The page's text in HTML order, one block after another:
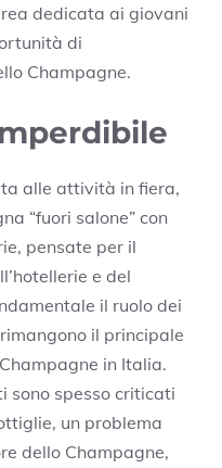
dedicata ai giovani
di
Champagne.
alle attività in fiera,
“fuori salone” con
pensate per il
e del
il ruolo dei
il principale
in Italia.
sono spesso criticati
un problema
dello Champagne,